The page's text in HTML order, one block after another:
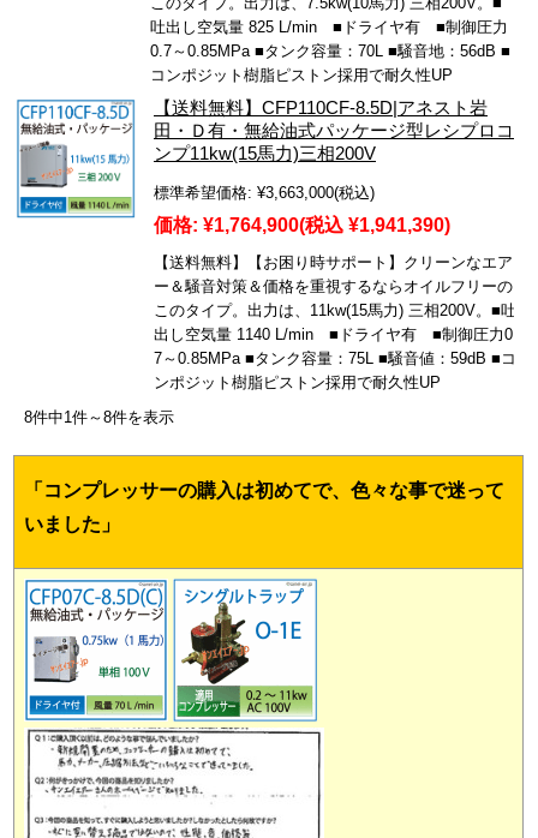
吐出し空気量 825 L/min ■ドライヤ有 ■制御圧力
0.7～0.85MPa ■タンク容量：70L ■騒音地：56dB ■
コンポジット樹脂ピストン採用で耐久性UP
【送料無料】CFP110CF-8.5D|アネスト岩
田・Ｄ有・無給油式パッケージ型レシプロコ
ンプ11kw(15馬力)三相200V
標準希望価格: ¥3,663,000(税込)
価格: ¥1,764,900(税込 ¥1,941,390)
【送料無料】【お困り時サポート】クリーンなエア
ー＆騒音対策＆価格を重視するならオイルフリーの
このタイプ。出力は、11kw(15馬力) 三相200V。■吐
出し空気量 1140 L/min ■ドライヤ有 ■制御圧力0.
7～0.85MPa ■タンク容量：75L ■騒音値：59dB ■コ
ンポジット樹脂ピストン採用で耐久性UP
8件中1件～8件を表示
「コンプレッサーの購入は初めてで、色々な事で迷って
いました」